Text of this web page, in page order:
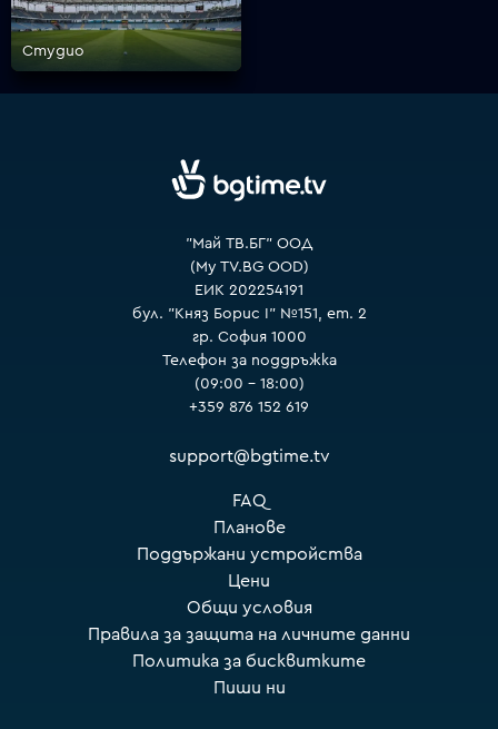
Студио
"Май ТВ.БГ" ООД
(My TV.BG OOD)
ЕИК 202254191
бул. "Княз Борис I" №151, ет. 2
гр. София 1000
Телефон за поддръжка
(09:00 – 18:00)
+359 876 152 619
support@bgtime.tv
FAQ
Планове
Поддържани устройства
Цени
Общи условия
Правила за защита на личните данни
Политика за бисквитките
Пиши ни